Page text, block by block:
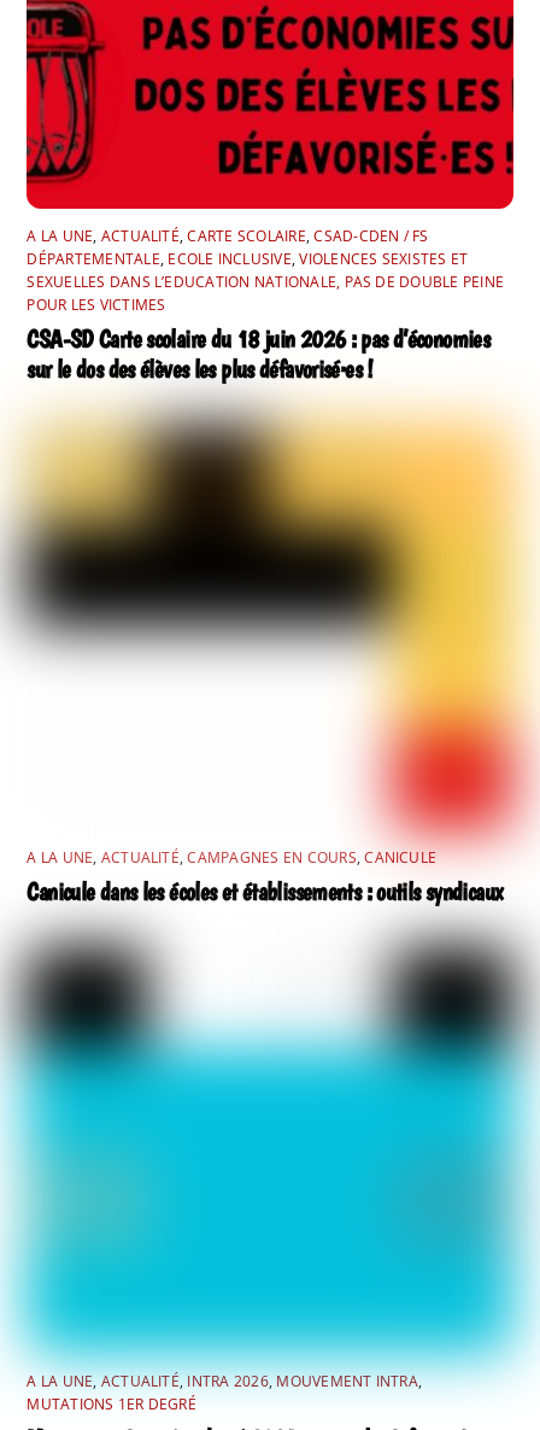
A LA UNE, ACTUALITÉ,CARTE SCOLAIRE,CSAD-CDEN / FS
DÉPARTEMENTALE, ECOLE INCLUSIVE,VIOLENCES SEXISTES ET
SEXUELLES DANS L’EDUCATION NATIONALE, PAS DE DOUBLE PEINE
POUR LES VICTIMES
CSA-SD Carte scolaire du 18 juin 2026 : pas d’économies
sur le dos des élèves les plus défavorisé·es !
A LA UNE, ACTUALITÉ,CAMPAGNES EN COURS,CANICULE
Canicule dans les écoles et établissements : outils syndicaux
A LA UNE,ACTUALITÉ,INTRA 2026,MOUVEMENT INTRA,
MUTATIONS 1ER DEGRÉ